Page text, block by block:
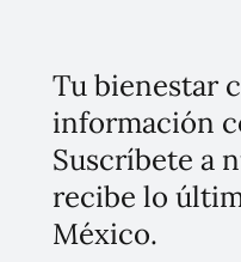
Tu bienestar
información
Suscríbete a
recibe lo
México.